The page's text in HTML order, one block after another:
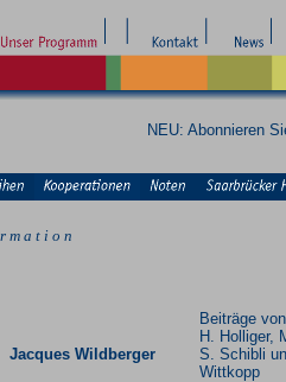
NEU: Abonnieren
m a t i o n
Jacques Wildberger
Beiträge
H. Holliger,
S. Schibli
Wittkopp